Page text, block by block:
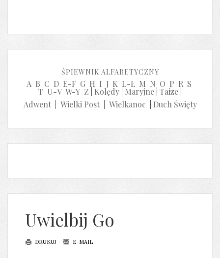
ŚPIEWNIK ALFABETYCZNY
A B C D E-F G H I J K L-Ł M N O P R S
T U-V W-Y Z Kolędy Maryjne Taize
Adwent| Wielki Post| Wielkanoc Duch Święty
Uwielbij Go
DRUKUJ E-MAIL